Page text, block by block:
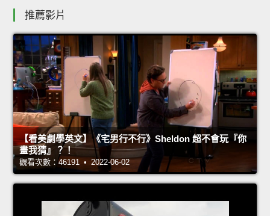
推薦影片
【看美劇學英文】《宅男行不行》Sheldon 超不會玩『你
畫我猜』？！
觀看次數：46191 • 2022-06-02